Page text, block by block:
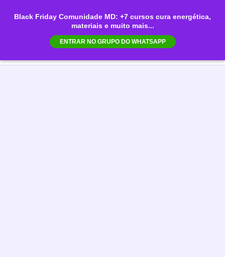
Black Friday Comunidade MD: +7 cursos cura energética,
materiais e muito mais...
ENTRAR NO GRUPO DO WHATSAPP
para